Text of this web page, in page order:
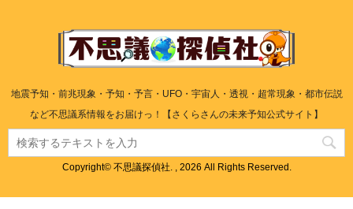
地震予知・前兆現象・予知・予言・UFO・宇宙人・透視・超常現象・都市伝説
など不思議系情報をお届けっ！【さくらさんの未来予知公式サイト】
Copyright© 不思議探偵社. , 2026 All Rights Reserved.